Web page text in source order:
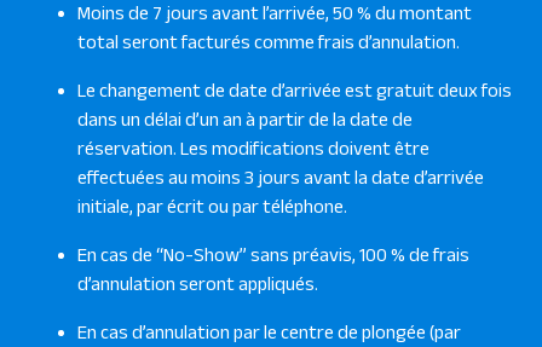
Moins de 7 jours avant l’arrivée, 50 % du montant
total seront facturés comme frais d’annulation.
Le changement de date d’arrivée est gratuit deux fois
dans un délai d’un an à partir de la date de
réservation. Les modifications doivent être
effectuées au moins 3 jours avant la date d’arrivée
initiale, par écrit ou par téléphone.
En cas de “No-Show” sans préavis, 100 % de frais
d’annulation seront appliqués.
En cas d’annulation par le centre de plongée (par